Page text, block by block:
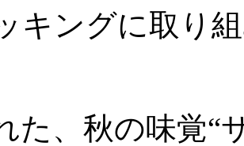
キングに取り
た、秋の味覚“